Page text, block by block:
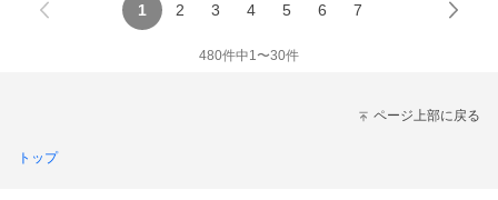
1 2 3 4 5 6 7
480件中1〜30件
ページ上部に戻る
トップ